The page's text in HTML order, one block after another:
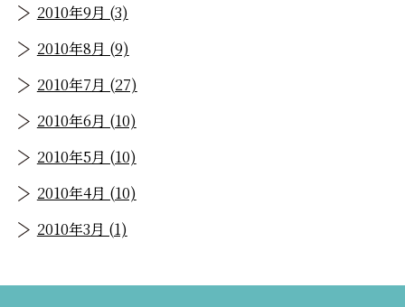
2010年9月 (3)
2010年8月 (9)
2010年7月 (27)
2010年6月 (10)
2010年5月 (10)
2010年4月 (10)
2010年3月 (1)